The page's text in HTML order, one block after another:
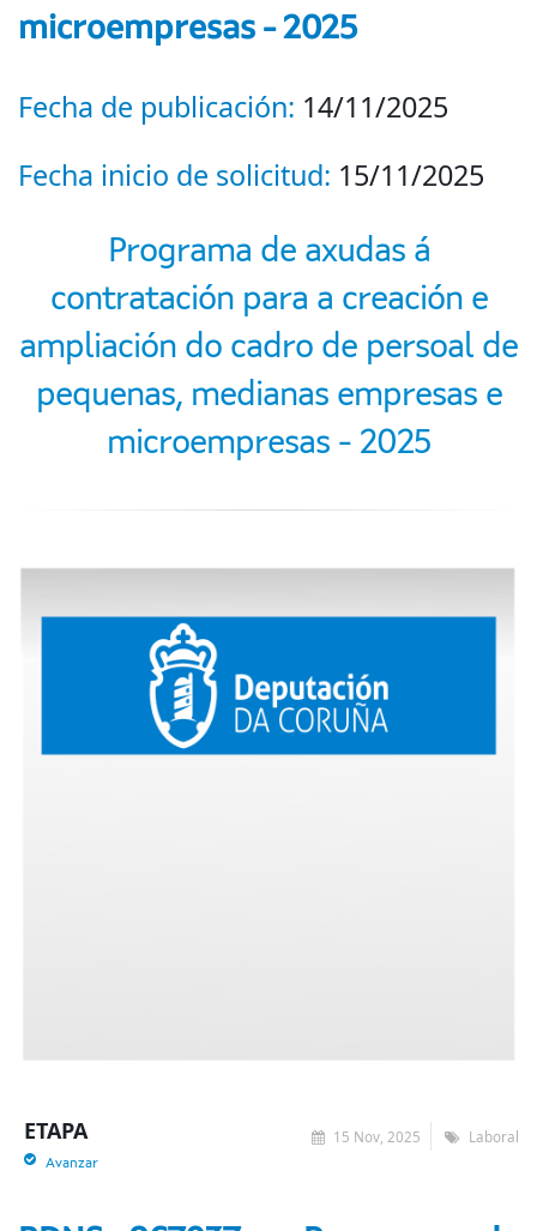
microempresas - 2025
Fecha de publicación: 14/11/2025
Fecha inicio de solicitud: 15/11/2025
Programa de axudas á
contratación para a creación e
ampliación do cadro de persoal de
pequenas, medianas empresas e
microempresas - 2025
15 Nov, 2025 Laboral
ETAPA
Avanzar